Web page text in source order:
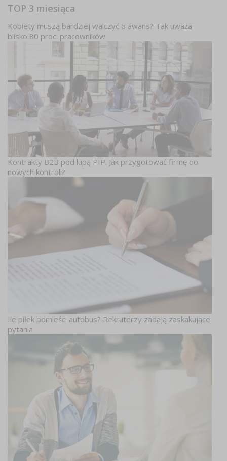
TOP 3 miesiąca
Kobiety muszą bardziej walczyć o awans? Tak uważa
blisko 80 proc. pracowników
Kontrakty B2B pod lupą PIP. Jak przygotować firmę do
nowych kontroli?
Ile piłek pomieści autobus? Rekruterzy zadają zaskakujące
pytania